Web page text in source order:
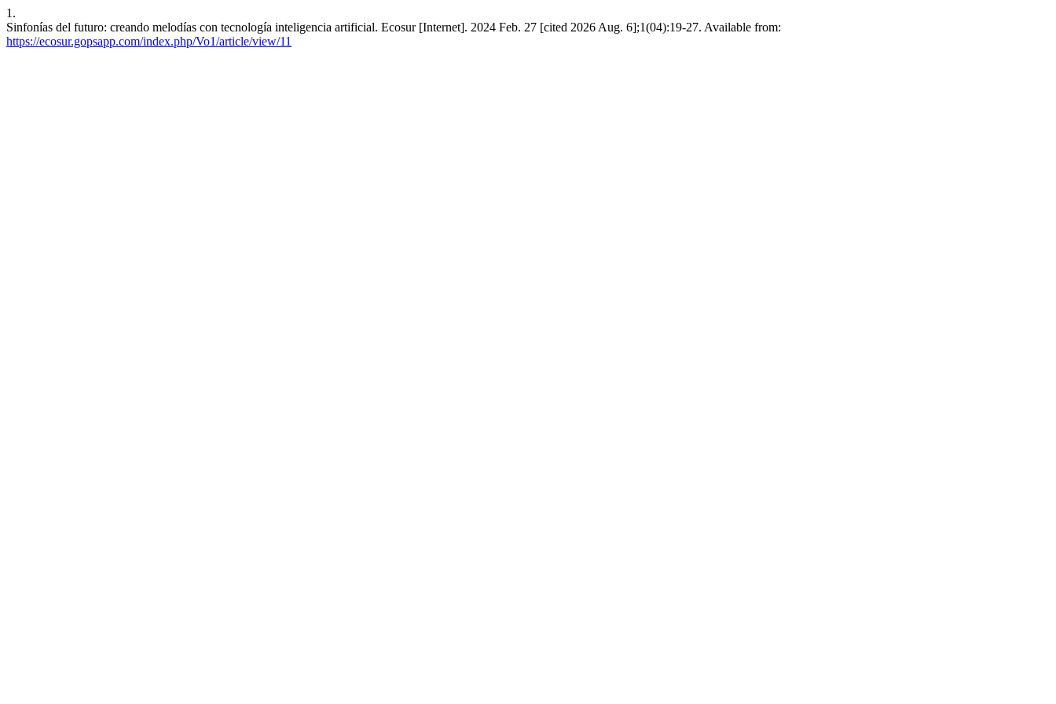
1.
Sinfonías del futuro: creando melodías con tecnología inteligencia artificial. Ecosur [Internet]. 2024 Feb. 27 [cited 2026 Aug. 6];1(04):19-27. Available from:
https://ecosur.gopsapp.com/index.php/Vo1/article/view/11